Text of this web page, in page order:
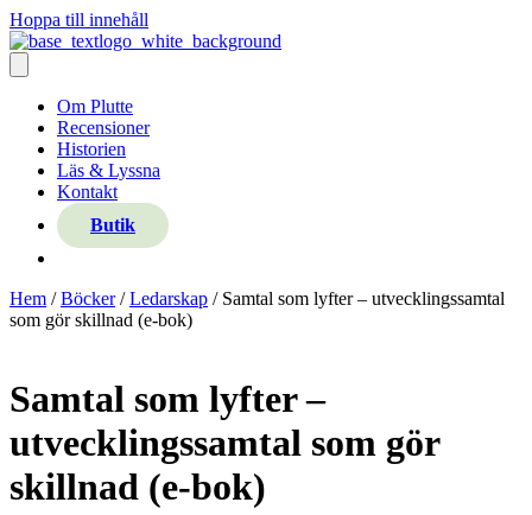
Hoppa till innehåll
Om Plutte
Recensioner
Historien
Läs & Lyssna
Kontakt
Butik
Hem /Böcker/Ledarskap / Samtal som lyfter – utvecklingssamtal
som gör skillnad (e-bok)
Samtal som lyfter –
utvecklingssamtal som gör
skillnad (e-bok)